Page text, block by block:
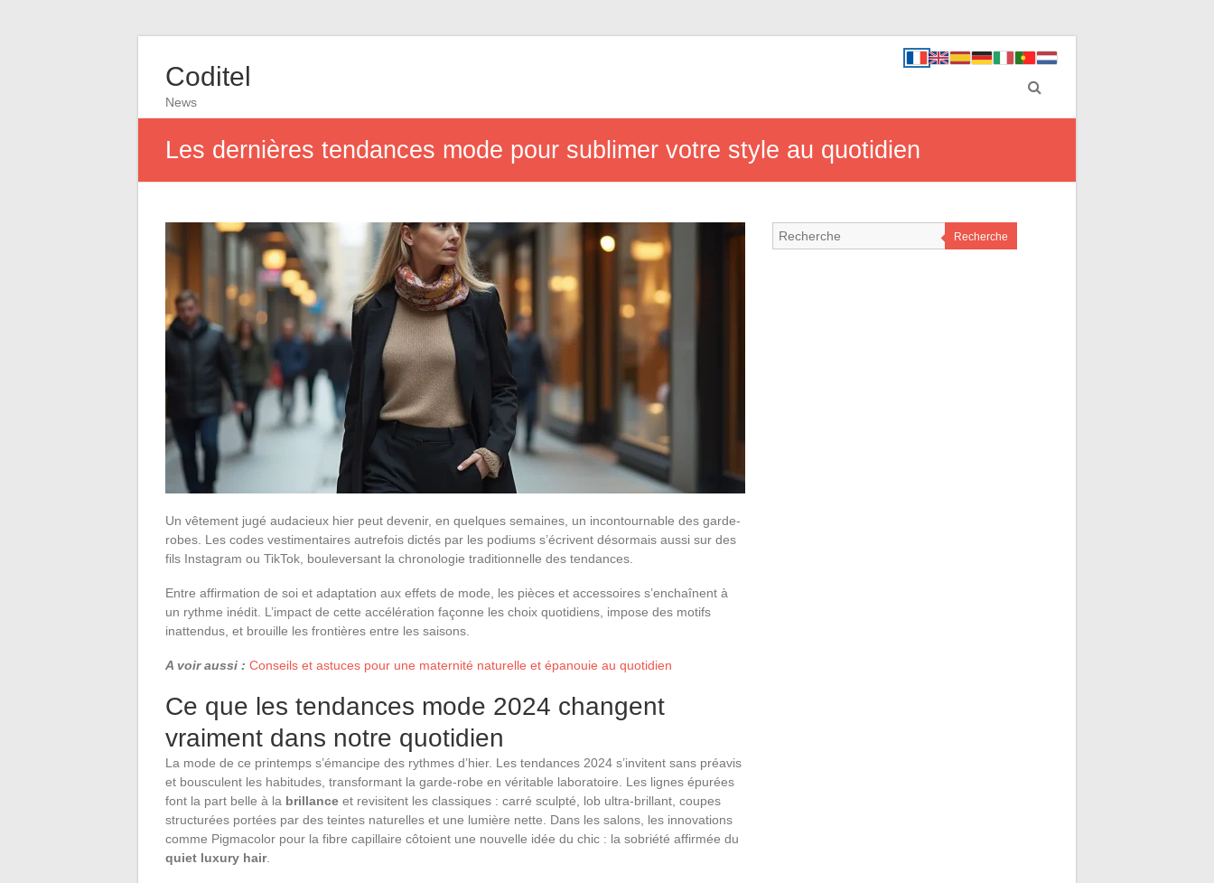
Coditel
News
Les dernières tendances mode pour sublimer votre style au quotidien
Un vêtement jugé audacieux hier peut devenir, en quelques semaines, un incontournable des garde-
robes. Les codes vestimentaires autrefois dictés par les podiums s’écrivent désormais aussi sur des
fils Instagram ou TikTok, bouleversant la chronologie traditionnelle des tendances.
Entre affirmation de soi et adaptation aux effets de mode, les pièces et accessoires s’enchaînent à
un rythme inédit. L’impact de cette accélération façonne les choix quotidiens, impose des motifs
inattendus, et brouille les frontières entre les saisons.
A voir aussi : Conseils et astuces pour une maternité naturelle et épanouie au quotidien
Ce que les tendances mode 2024 changent
vraiment dans notre quotidien
La mode de ce printemps s’émancipe des rythmes d’hier. Les tendances 2024 s’invitent sans préavis
et bousculent les habitudes, transformant la garde-robe en véritable laboratoire. Les lignes épurées
font la part belle à la brillance et revisitent les classiques : carré sculpté, lob ultra-brillant, coupes
structurées portées par des teintes naturelles et une lumière nette. Dans les salons, les innovations
comme Pigmacolor pour la fibre capillaire côtoient une nouvelle idée du chic : la sobriété affirmée du
quiet luxury hair.
Recherche